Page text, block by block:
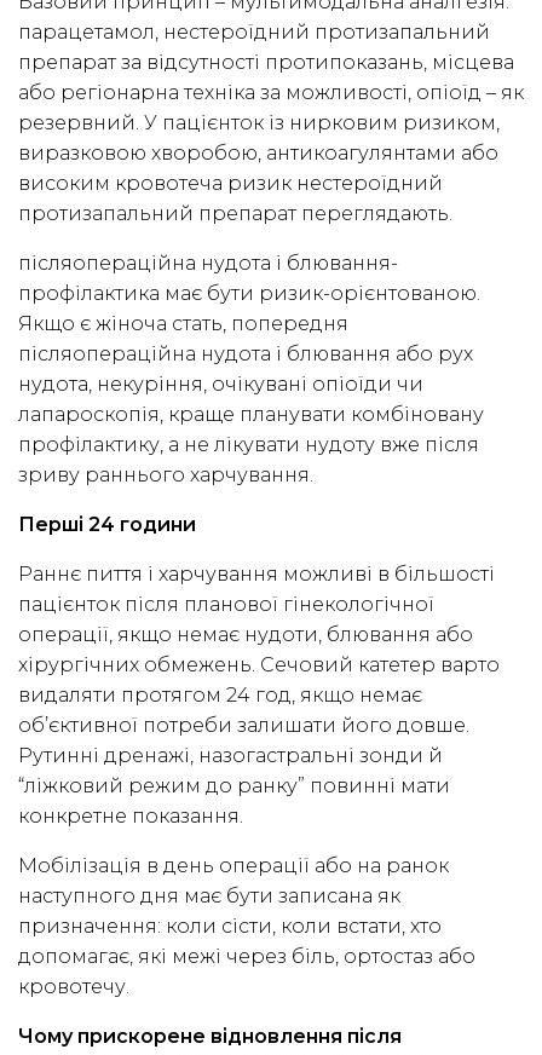
парацетамол, нестероїдний протизапальний
препарат за відсутності протипоказань, місцева
або регіонарна техніка за можливості, опіоїд – як
резервний. У пацієнток із нирковим ризиком,
виразковою хворобою, антикоагулянтами або
високим кровотеча ризик нестероїдний
протизапальний препарат переглядають.
післяопераційна нудота і блювання-
профілактика має бути ризик-орієнтованою.
Якщо є жіноча стать, попередня
післяопераційна нудота і блювання або рух
нудота, некуріння, очікувані опіоїди чи
лапароскопія, краще планувати комбіновану
профілактику, а не лікувати нудоту вже після
зриву раннього харчування.
Перші 24 години
Раннє пиття і харчування можливі в більшості
пацієнток після планової гінекологічної
операції, якщо немає нудоти, блювання або
хірургічних обмежень. Сечовий катетер варто
видаляти протягом 24 год, якщо немає
об’єктивної потреби залишати його довше.
Рутинні дренажі, назогастральні зонди й
“ліжковий режим до ранку” повинні мати
конкретне показання.
Мобілізація в день операції або на ранок
наступного дня має бути записана як
призначення: коли сісти, коли встати, хто
допомагає, які межі через біль, ортостаз або
кровотечу.
Чому прискорене відновлення після